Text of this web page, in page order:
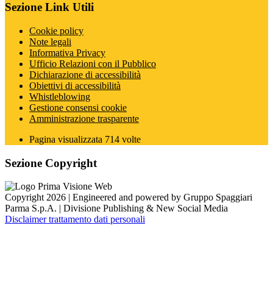
Sezione Link Utili
Cookie policy
Note legali
Informativa Privacy
Ufficio Relazioni con il Pubblico
Dichiarazione di accessibilità
Obiettivi di accessibilità
Whistleblowing
Gestione consensi cookie
Amministrazione trasparente
Pagina visualizzata 714 volte
Sezione Copyright
Copyright 2026 | Engineered and powered by Gruppo Spaggiari
Parma S.p.A. | Divisione Publishing & New Social Media
Disclaimer trattamento dati personali